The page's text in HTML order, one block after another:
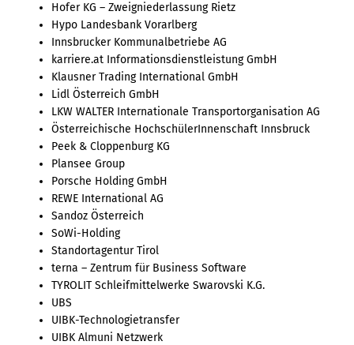
Hofer KG – Zweigniederlassung Rietz
Hypo Landesbank Vorarlberg
Innsbrucker Kommunalbetriebe AG
karriere.at Informationsdienstleistung GmbH
Klausner Trading International GmbH
Lidl Österreich GmbH
LKW WALTER Internationale Transportorganisation AG
Österreichische HochschülerInnenschaft Innsbruck
Peek & Cloppenburg KG
Plansee Group
Porsche Holding GmbH
REWE International AG
Sandoz Österreich
SoWi-Holding
Standortagentur Tirol
terna – Zentrum für Business Software
TYROLIT Schleifmittelwerke Swarovski K.G.
UBS
UIBK-Technologietransfer
UIBK Almuni Netzwerk